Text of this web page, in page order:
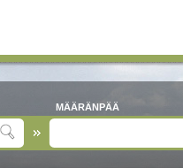
MÄÄRÄNPÄÄ